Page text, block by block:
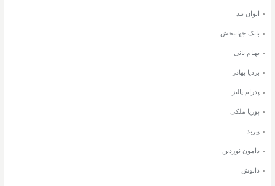
ایوان بند
بابک جهانبخش
بهنام بانی
بردیا بهادر
پدرام پالیز
پوریا ملکی
پیربد
دامون نوردین
دانوش